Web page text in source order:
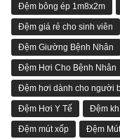
Đệm bông ép 1m8x2m
Đệm giá rẻ cho sinh viên
Đệm Giường Bệnh Nhân
Đệm Hơi Cho Bệnh Nhân
Đệm hơi dành cho người
Đệm Hơi Y Tế Đệm
Đệm mút xốp Đệm